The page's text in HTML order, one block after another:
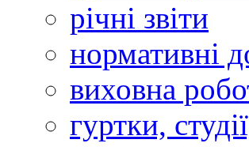
річні звіти
нормативні
виховна
гуртки,